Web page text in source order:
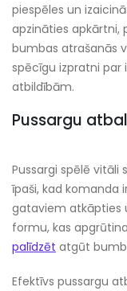
piespēles un
apzināties apkārtni,
bumbas atrašanās
spēcīgu izpratni par
atbildībām.
Pussargu
Pussargi spēlē vitāli
īpaši, kad komanda
gataviem atkāpties
formu, kas
palīdzēt atgūt
Efektīvs pussargu